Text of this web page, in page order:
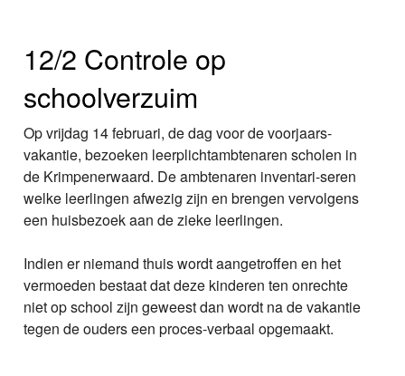
12/2 Controle op
schoolverzuim
Op vrijdag 14 februari, de dag voor de voorjaars-
vakantie, bezoeken leerplichtambtenaren scholen in
de Krimpenerwaard. De ambtenaren inventari-seren
welke leerlingen afwezig zijn en brengen vervolgens
een huisbezoek aan de zieke leerlingen.
Indien er niemand thuis wordt aangetroffen en het
vermoeden bestaat dat deze kinderen ten onrechte
niet op school zijn geweest dan wordt na de vakantie
tegen de ouders een proces-verbaal opgemaakt.